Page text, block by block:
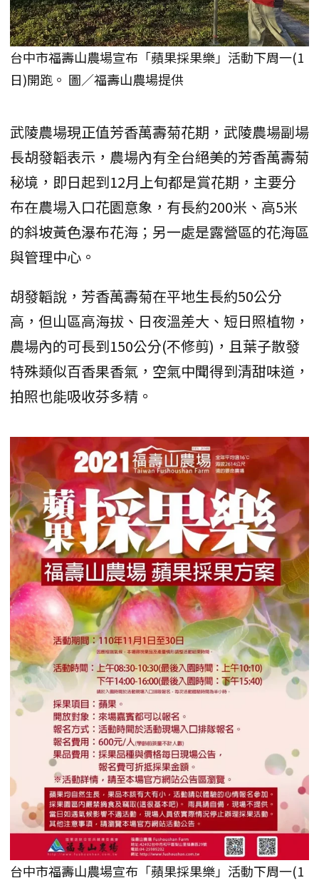
台中市福壽山農場宣布「蘋果採果樂」活動下周一(1
日)開跑。 圖／福壽山農場提供
武陵農場現正值芳香萬壽菊花期，武陵農場副場
長胡發韜表示，農場內有全台絕美的芳香萬壽菊
秘境，即日起到12月上旬都是賞花期，主要分
布在農場入口花園意象，有長約200米、高5米
的斜坡黃色瀑布花海；另一處是露營區的花海區
與管理中心。
胡發韜說，芳香萬壽菊在平地生長約50公分
高，但山區高海拔、日夜溫差大、短日照植物，
農場內的可長到150公分(不修剪)，且葉子散發
特殊類似百香果香氣，空氣中聞得到清甜味道，
拍照也能吸收芬多精。
台中市福壽山農場宣布「蘋果採果樂」活動下周一(1